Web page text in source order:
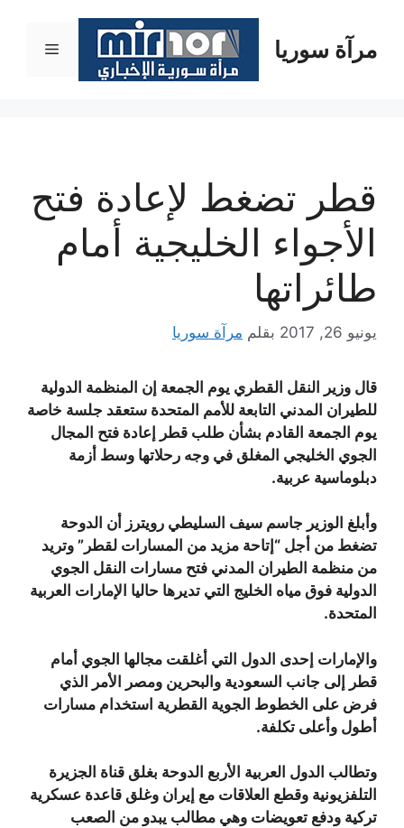
المحتوىمرآة سوريا القائمة
قطر تضغط لإعادة فتح
الأجواء الخليجية أمام
طائراتها
يونيو 26, 2017 بقلم مرآة سوريا
قال وزير النقل القطري يوم الجمعة إن المنظمة الدولية
للطيران المدني التابعة للأمم المتحدة ستعقد جلسة خاصة
يوم الجمعة القادم بشأن طلب قطر إعادة فتح المجال
الجوي الخليجي المغلق في وجه رحلاتها وسط أزمة
دبلوماسية عربية.
وأبلغ الوزير جاسم سيف السليطي رويترز أن الدوحة
تضغط من أجل “إتاحة مزيد من المسارات لقطر” وتريد
من منظمة الطيران المدني فتح مسارات النقل الجوي
الدولية فوق مياه الخليج التي تديرها حاليا الإمارات العربية
المتحدة.
والإمارات إحدى الدول التي أغلقت مجالها الجوي أمام
قطر إلى جانب السعودية والبحرين ومصر الأمر الذي
فرض على الخطوط الجوية القطرية استخدام مسارات
أطول وأعلى تكلفة.
وتطالب الدول العربية الأربع الدوحة بغلق قناة الجزيرة
التلفزيونية وقطع العلاقات مع إيران وغلق قاعدة عسكرية
تركية ودفع تعويضات وهي مطالب يبدو من الصعب